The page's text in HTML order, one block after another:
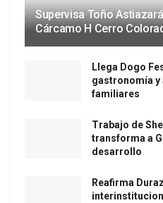
Supervisa Toño
Cárcamo H Cerro
Llega Dogo
gastronomía y
familiares
Trabajo de
transforma a
desarrollo
Reafirma